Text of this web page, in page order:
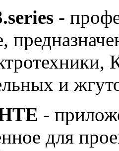
-
и
-
для